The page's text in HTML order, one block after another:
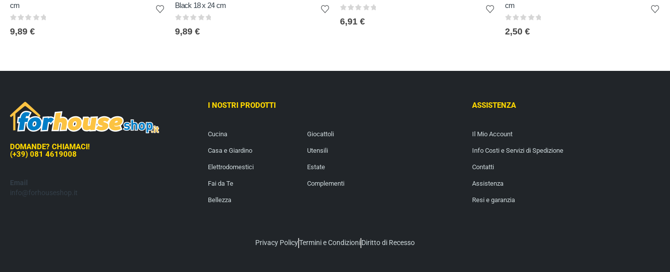
cm
9,89 €
Black 18 x 24 cm
9,89 €
6,91 €
cm
2,50 €
DOMANDE? CHIAMACI!
(+39) 081 4619008
Email
info@forhouseshop.it
I NOSTRI PRODOTTI
Cucina
Casa e Giardino
Elettrodomestici
Fai da Te
Bellezza
Giocattoli
Utensili
Estate
Complementi
ASSISTENZA
Il Mio Account
Info Costi e Servizi di Spedizione
Contatti
Assistenza
Resi e garanzia
Privacy PolicyTermini e CondizioniDiritto di Recesso